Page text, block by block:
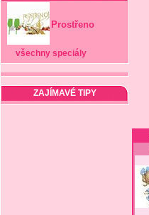
Prostřeno
všechny speciály
ZAJÍMAVÉ TIPY